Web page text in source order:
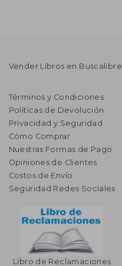
Vender Libros en Buscalibre
Términos y Condiciones
Políticas de Devolución
Privacidad y Seguridad
Cómo Comprar
Nuestras Formas de Pago
Opiniones de Clientes
Costos de Envío
Seguridad Redes Sociales
Libro de Reclamaciones